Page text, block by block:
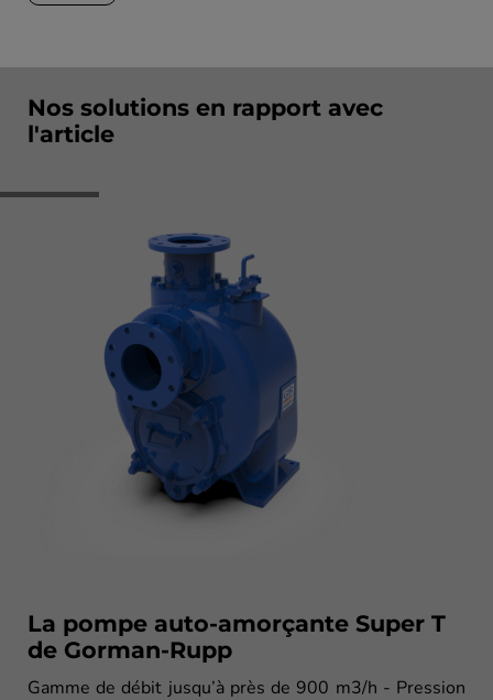
Nos solutions en rapport avec
l'article
La pompe auto-amorçante Super T
de Gorman-Rupp
Gamme de débit jusqu’à près de 900 m3/h - Pression